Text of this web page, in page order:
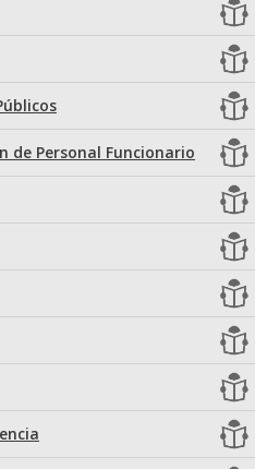
de Personal Funcionario